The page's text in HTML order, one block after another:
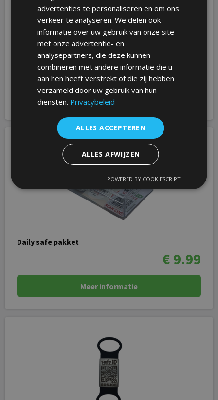
De Safe-iD SOS armband in vele kleuren
€ 9.99
Meer informatie
Daily safe pakket
€ 9.99
Meer informatie
advertenties te personaliseren en om ons
verkeer te analyseren. We delen ook
informatie over uw gebruik van onze site
met onze advertentie- en
analysepartners, die deze kunnen
combineren met andere informatie die u
aan hen heeft verstrekt of die zij hebben
verzameld door uw gebruik van hun
diensten. Privacybeleid
ALLES ACCEPTEREN
ALLES AFWIJZEN
POWERED BY COOKIESCRIPT